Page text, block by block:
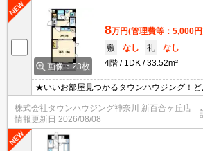
画像：23枚
8万円(管理費等：5,000
敷
なし 礼
なし
4階
1DK 33.52m²
★いいお部屋見つかるタウンハウジング！ど
ご相談ください♪★
株式会社タウンハウジング神奈川 新百合ヶ丘店
情報更新日 2026/08/08